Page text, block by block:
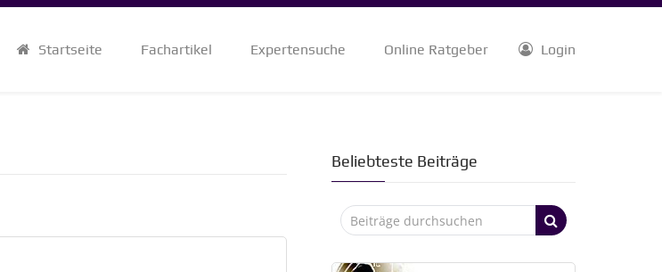
Startseite Fachartikel Expertensuche Online Ratgeber Login
Beliebteste Beiträge